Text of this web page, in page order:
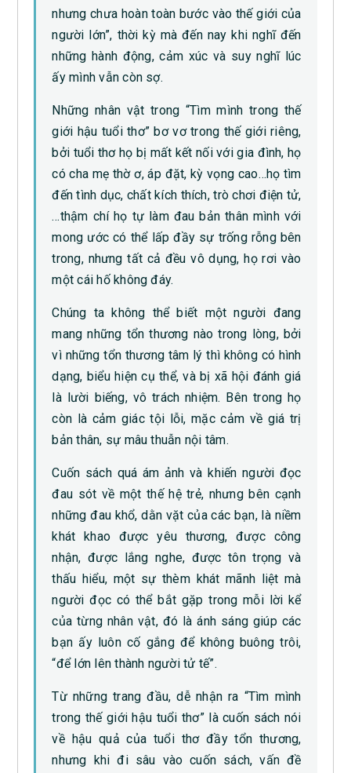
nhưng chưa hoàn toàn bước vào thế giới của
người lớn”, thời kỳ mà đến nay khi nghĩ đến
những hành động, cảm xúc và suy nghĩ lúc
ấy mình vẫn còn sợ.
Những nhân vật trong “Tìm mình trong thế
giới hậu tuổi thơ” bơ vơ trong thế giới riêng,
bởi tuổi thơ họ bị mất kết nối với gia đình, họ
có cha mẹ thờ ơ, áp đặt, kỳ vọng cao…họ tìm
đến tình dục, chất kích thích, trò chơi điện tử,
…thậm chí họ tự làm đau bản thân mình với
mong ước có thể lấp đầy sự trống rỗng bên
trong, nhưng tất cả đều vô dụng, họ rơi vào
một cái hố không đáy.
Chúng ta không thể biết một người đang
mang những tổn thương nào trong lòng, bởi
vì những tổn thương tâm lý thì không có hình
dạng, biểu hiện cụ thể, và bị xã hội đánh giá
là lười biếng, vô trách nhiệm. Bên trong họ
còn là cảm giác tội lỗi, mặc cảm về giá trị
bản thân, sự mâu thuẫn nội tâm.
Cuốn sách quá ám ảnh và khiến người đọc
đau sót về một thế hệ trẻ, nhưng bên cạnh
những đau khổ, dằn vặt của các bạn, là niềm
khát khao được yêu thương, được công
nhận, được lắng nghe, được tôn trọng và
thấu hiểu, một sự thèm khát mãnh liệt mà
người đọc có thể bắt gặp trong mỗi lời kể
của từng nhân vật, đó là ánh sáng giúp các
bạn ấy luôn cố gắng để không buông trôi,
“để lớn lên thành người tử tế”.
Từ những trang đầu, dễ nhận ra “Tìm mình
trong thế giới hậu tuổi thơ” là cuốn sách nói
về hậu quả của tuổi thơ đầy tổn thương,
nhưng khi đi sâu vào cuốn sách, vấn đề